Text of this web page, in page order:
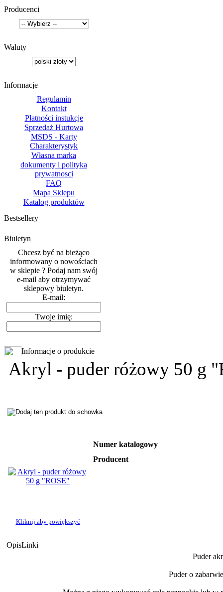
Producenci
Waluty
Informacje
Regulamin
Kontakt
Płatności instukcje
Sprzedaż Hurtowa
MSDS - Karty
Charakterystyk
Własna marka
dokumenty i polityka
prywatnosci
FAQ
Mapa Sklepu
Katalog produktów
Bestsellery
Biuletyn
Chcesz być na bieżąco
informowany o nowościach
w sklepie ? Podaj nam swój
e-mail aby otrzymywać
sklepowy biuletyn.
E-mail:
Twoje imię:
Informacje o produkcie
Akryl - puder różowy 50 g
Kliknij aby powiększyć
Numer katalogowy
Producent
OpisLinki
Puder
Puder o